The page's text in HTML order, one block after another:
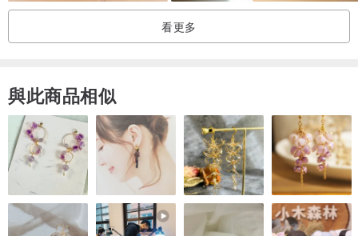
以下感謝 @heyitsmindy 對20號Mega Browie的分享！❤️
看更多
與此商品相似